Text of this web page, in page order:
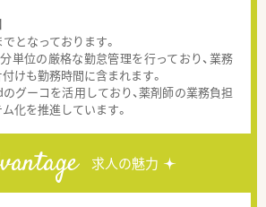
となっております。
単位の厳格な勤怠管理を行っており、業務
けも勤務時間に含まれます。
グーコを活用しており、薬剤師の業務負担
化を推進しています。
求人の魅力